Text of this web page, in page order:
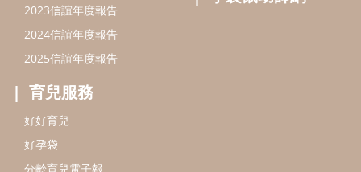
出版服務
信誼基金出版社
閱讀推廣
Bookstart閱讀起步走
信誼幼兒文學獎
信誼兒童動畫獎